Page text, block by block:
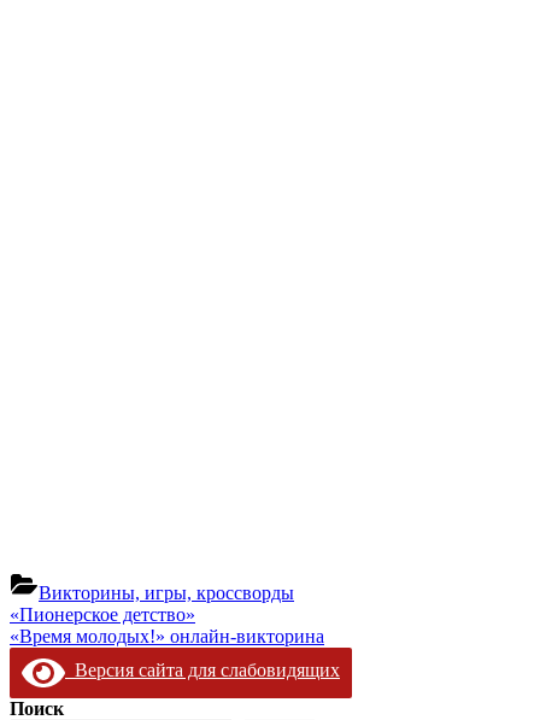
Викторины, игры, кроссворды
Навигация
по
записям
Предыдущая
запись:
«Пионерское детство»
Следующая
запись:
«Время молодых!» онлайн-викторина
Версия сайта для слабовидящих
Поиск